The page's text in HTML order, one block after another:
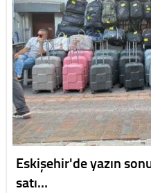
Eskişehir'de yazın
satı…